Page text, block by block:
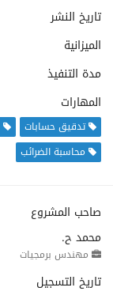
تاريخ النشر
الميزانية
مدة التنفيذ
المهارات
تدقيق حسابات
محاسبة الضرائب
صاحب المشروع
محمد ح.
مهندس برمجيات
تاريخ التسجيل